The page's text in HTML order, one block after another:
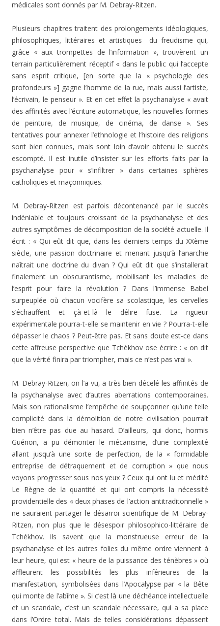
médicales sont donnés par M. Debray-Ritzen.
Plusieurs chapitres traitent des prolongements idéologiques,
philosophiques, littéraires et artistiques du freudisme qui,
grâce « aux trompettes de l’information », trouvèrent un
terrain particulièrement réceptif « dans le public qui l’accepte
sans esprit critique, [en sorte que la « psychologie des
profondeurs »] gagne l’homme de la rue, mais aussi l’artiste,
l’écrivain, le penseur ». Et en cet effet la psychanalyse « avait
des affinités avec l’écriture automatique, les nouvelles formes
de peinture, de musique, de cinéma, de danse ». Ses
tentatives pour annexer l’ethnologie et l’histoire des religions
sont bien connues, mais sont loin d’avoir obtenu le succès
escompté. Il est inutile d’insister sur les efforts faits par la
psychanalyse pour « s’infiltrer » dans certaines sphères
catholiques et maçonniques.
M. Debray-Ritzen est parfois décontenancé par le succès
indéniable et toujours croissant de la psychanalyse et des
autres symptômes de décomposition de la société actuelle. Il
écrit : « Qui eût dit que, dans les derniers temps du XXème
siècle, une passion doctrinaire et menant jusqu’à l’anarchie
naîtrait une doctrine du divan ? Qui eût dit que s’installerait
finalement un obscurantisme, mobilisant les maladies de
l’esprit pour faire la révolution ? Dans l’immense Babel
surpeuplée où chacun vocifère sa scolastique, les cervelles
s’échauffent et çà-et-là le délire fuse. La rigueur
expérimentale pourra-t-elle se maintenir en vie ? Pourra-t-elle
dépasser le chaos ? Peut-être pas. Et sans doute est-ce dans
cette affreuse perspective que Tchékhov ose écrire : « on dit
que la vérité finira par triompher, mais ce n’est pas vrai ».
M. Debray-Ritzen, on l’a vu, a très bien décelé les affinités de
la psychanalyse avec d’autres aberrations contemporaines.
Mais son rationalisme l’empêche de soupçonner qu’une telle
complicité dans la démolition de notre civilisation pourrait
bien n’être pas due au hasard. D’ailleurs, qui donc, hormis
Guénon, a pu démonter le mécanisme, d’une complexité
allant jusqu’à une sorte de perfection, de la « formidable
entreprise de détraquement et de corruption » que nous
voyons progresser sous nos yeux ? Ceux qui ont lu et médité
Le Règne de la quantité et qui ont compris la nécessité
providentielle des « deux phases de l’action antitraditonnelle »
ne sauraient partager le désarroi scientifique de M. Debray-
Ritzen, non plus que le désespoir philosophico-littéraire de
Tchékhov. Ils savent que la monstrueuse erreur de la
psychanalyse et les autres folies du même ordre viennent à
leur heure, qui est « heure de la puissance des ténèbres » où
affleurent les possibilités les plus inférieures de la
manifestation, symbolisées dans l’Apocalypse par « la Bête
qui monte de l’abîme ». Si c’est là une déchéance intellectuelle
et un scandale, c’est un scandale nécessaire, qui a sa place
dans l’Ordre total. Mais de telles considérations dépassent